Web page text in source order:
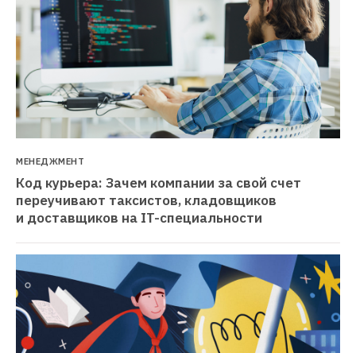
МЕНЕДЖМЕНТ
Код курьера: Зачем компании за свой счет
переучивают таксистов, кладовщиков
и доставщиков на IT-специальности